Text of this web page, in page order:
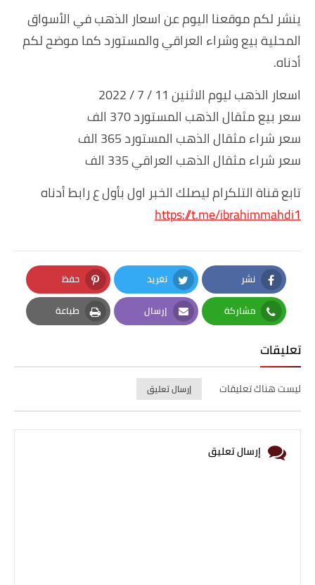
ينشر لكم موقعنا اليوم عن اسعار الذهب في الأسواق
المحلية بيع وشراء العراقي والمستورد كما موضح لكم
أدناه.
اسعار الذهب ليوم الاثنين 11 / 7 / 2022
سعر بيع مثقال الذهب المستورد 370 الف
سعر شراء مثقال الذهب المستورد 365 الف
سعر شراء مثقال الذهب العراقي 335 الف
تابع قناة التلكرام ليصلك الخبر اول بأول ع رابط أدناه
https://t.me/ibrahimmahdi1
نشر
Facebook
تغريد
Twitter
حفظ
Pinterest
مشاركة
Whatsapp
إرسال
Email
طباعة
Print
تعليقات
ليست هناك تعليقات إرسال تعليق
إرسال تعليق